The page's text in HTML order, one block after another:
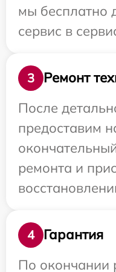
мы бесплатно
сервис в
3
Ремонт
После
предоставим
ремонта и
4
Гарантия
По окончании